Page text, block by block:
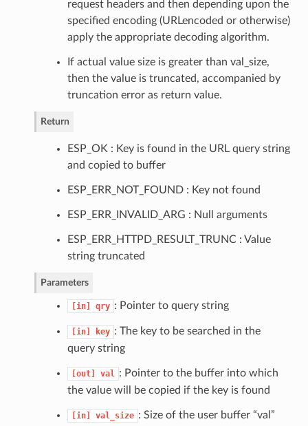
request headers and then depending upon the
specified encoding (URLencoded or otherwise)
apply the appropriate decoding algorithm.
If actual value size is greater than val_size,
then the value is truncated, accompanied by
truncation error as return value.
Return
ESP_OK : Key is found in the URL query string
and copied to buffer
ESP_ERR_NOT_FOUND : Key not found
ESP_ERR_INVALID_ARG : Null arguments
ESP_ERR_HTTPD_RESULT_TRUNC : Value
string truncated
Parameters
[in] qry : Pointer to query string
[in] key : The key to be searched in the
query string
[out] val
: Pointer to the buffer into which
the value will be copied if the key is found
[in] val_size : Size of the user buffer “val”